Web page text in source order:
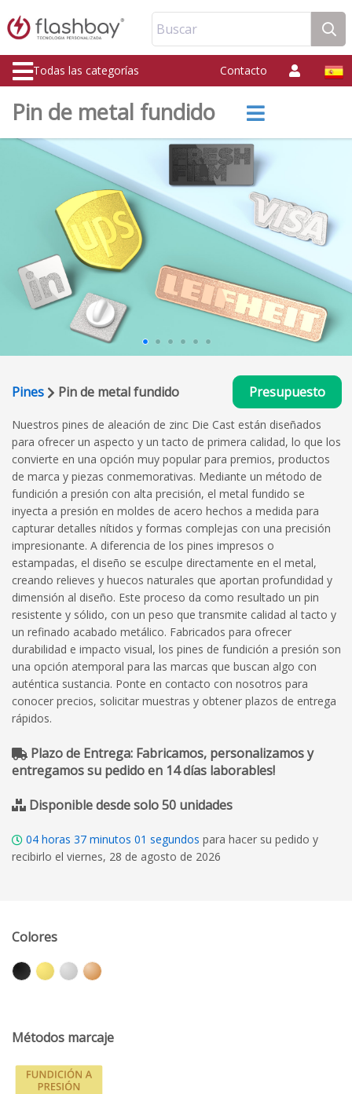
Buscar
Todas las categorías Contacto
Pin de metal fundido
Pines Pin de metal fundido Presupuesto
Nuestros pines de aleación de zinc Die Cast están diseñados
para ofrecer un aspecto y un tacto de primera calidad, lo que los
convierte en una opción muy popular para premios, productos
de marca y piezas conmemorativas. Mediante un método de
fundición a presión con alta precisión, el metal fundido se
inyecta a presión en moldes de acero hechos a medida para
capturar detalles nítidos y formas complejas con una precisión
impresionante. A diferencia de los pines impresos o
estampadas, el diseño se esculpe directamente en el metal,
creando relieves y huecos naturales que aportan profundidad y
dimensión al diseño. Este proceso da como resultado un pin
resistente y sólido, con un peso que transmite calidad al tacto y
un refinado acabado metálico. Fabricados para ofrecer
durabilidad e impacto visual, los pines de fundición a presión son
una opción atemporal para las marcas que buscan algo con
auténtica sustancia. Ponte en contacto con nosotros para
conocer precios, solicitar muestras y obtener plazos de entrega
rápidos.
Plazo de Entrega: Fabricamos, personalizamos y
entregamos su pedido en 14 días laborables!
Disponible desde solo 50 unidades
04 horas 37 minutos 00 segundos para hacer su pedido y
recibirlo el viernes, 28 de agosto de 2026
Colores
Métodos marcaje